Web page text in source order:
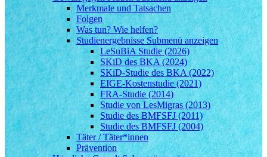
Merkmale und Tatsachen
Folgen
Was tun? Wie helfen?
Studienergebnisse Submenü anzeigen
LeSuBiA Studie (2026)
SKiD des BKA (2024)
SKiD-Studie des BKA (2022)
EIGE-Kostenstudie (2021)
FRA-Studie (2014)
Studie von LesMigras (2013)
Studie des BMFSFJ (2011)
Studie des BMFSFJ (2004)
Täter / Täter*innen
Prävention